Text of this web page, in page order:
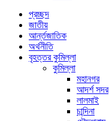
প্রচ্ছদ
জাতীয়
আর্ন্তজাতিক
অর্থনীতি
বৃহত্তর কুমিল্লা
কুমিল্লা
মহানগর
আদর্শ সদর
লালমাই
চান্দিনা